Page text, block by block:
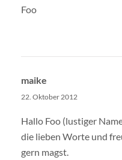
Foo
maike
22. Oktober 2012
Hallo Foo (lustiger
die lieben Worte und
gern magst.